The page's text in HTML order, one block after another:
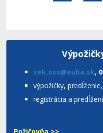
sek.oss@euba.sk,
výpožičky,
registrácia a